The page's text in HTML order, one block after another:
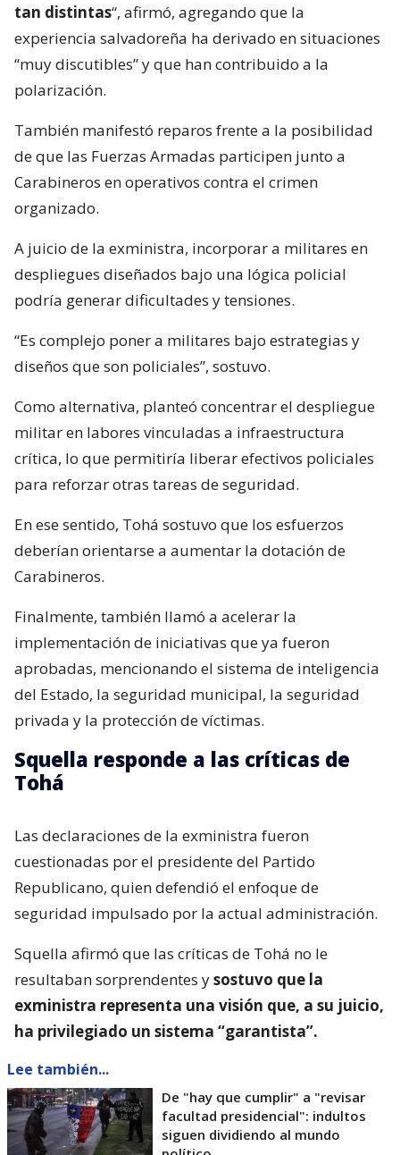
tan distintas“, afirmó, agregando que la
experiencia salvadoreña ha derivado en situaciones
“muy discutibles” y que han contribuido a la
polarización.
También manifestó reparos frente a la posibilidad
de que las Fuerzas Armadas participen junto a
Carabineros en operativos contra el crimen
organizado.
A juicio de la exministra, incorporar a militares en
despliegues diseñados bajo una lógica policial
podría generar dificultades y tensiones.
“Es complejo poner a militares bajo estrategias y
diseños que son policiales”, sostuvo.
Como alternativa, planteó concentrar el despliegue
militar en labores vinculadas a infraestructura
crítica, lo que permitiría liberar efectivos policiales
para reforzar otras tareas de seguridad.
En ese sentido, Tohá sostuvo que los esfuerzos
deberían orientarse a aumentar la dotación de
Carabineros.
Finalmente, también llamó a acelerar la
implementación de iniciativas que ya fueron
aprobadas, mencionando el sistema de inteligencia
del Estado, la seguridad municipal, la seguridad
privada y la protección de víctimas.
Squella responde a las críticas de
Tohá
Las declaraciones de la exministra fueron
cuestionadas por el presidente del Partido
Republicano, quien defendió el enfoque de
seguridad impulsado por la actual administración.
Squella afirmó que las críticas de Tohá no le
resultaban sorprendentes ysostuvo que la
exministra representa una visión que, a su juicio,
ha privilegiado un sistema “garantista”.
Lee también...
De "hay que cumplir" a "revisar
facultad presidencial": indultos
siguen dividiendo al mundo